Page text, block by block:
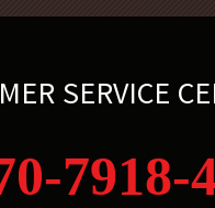
SERVICE
7918-